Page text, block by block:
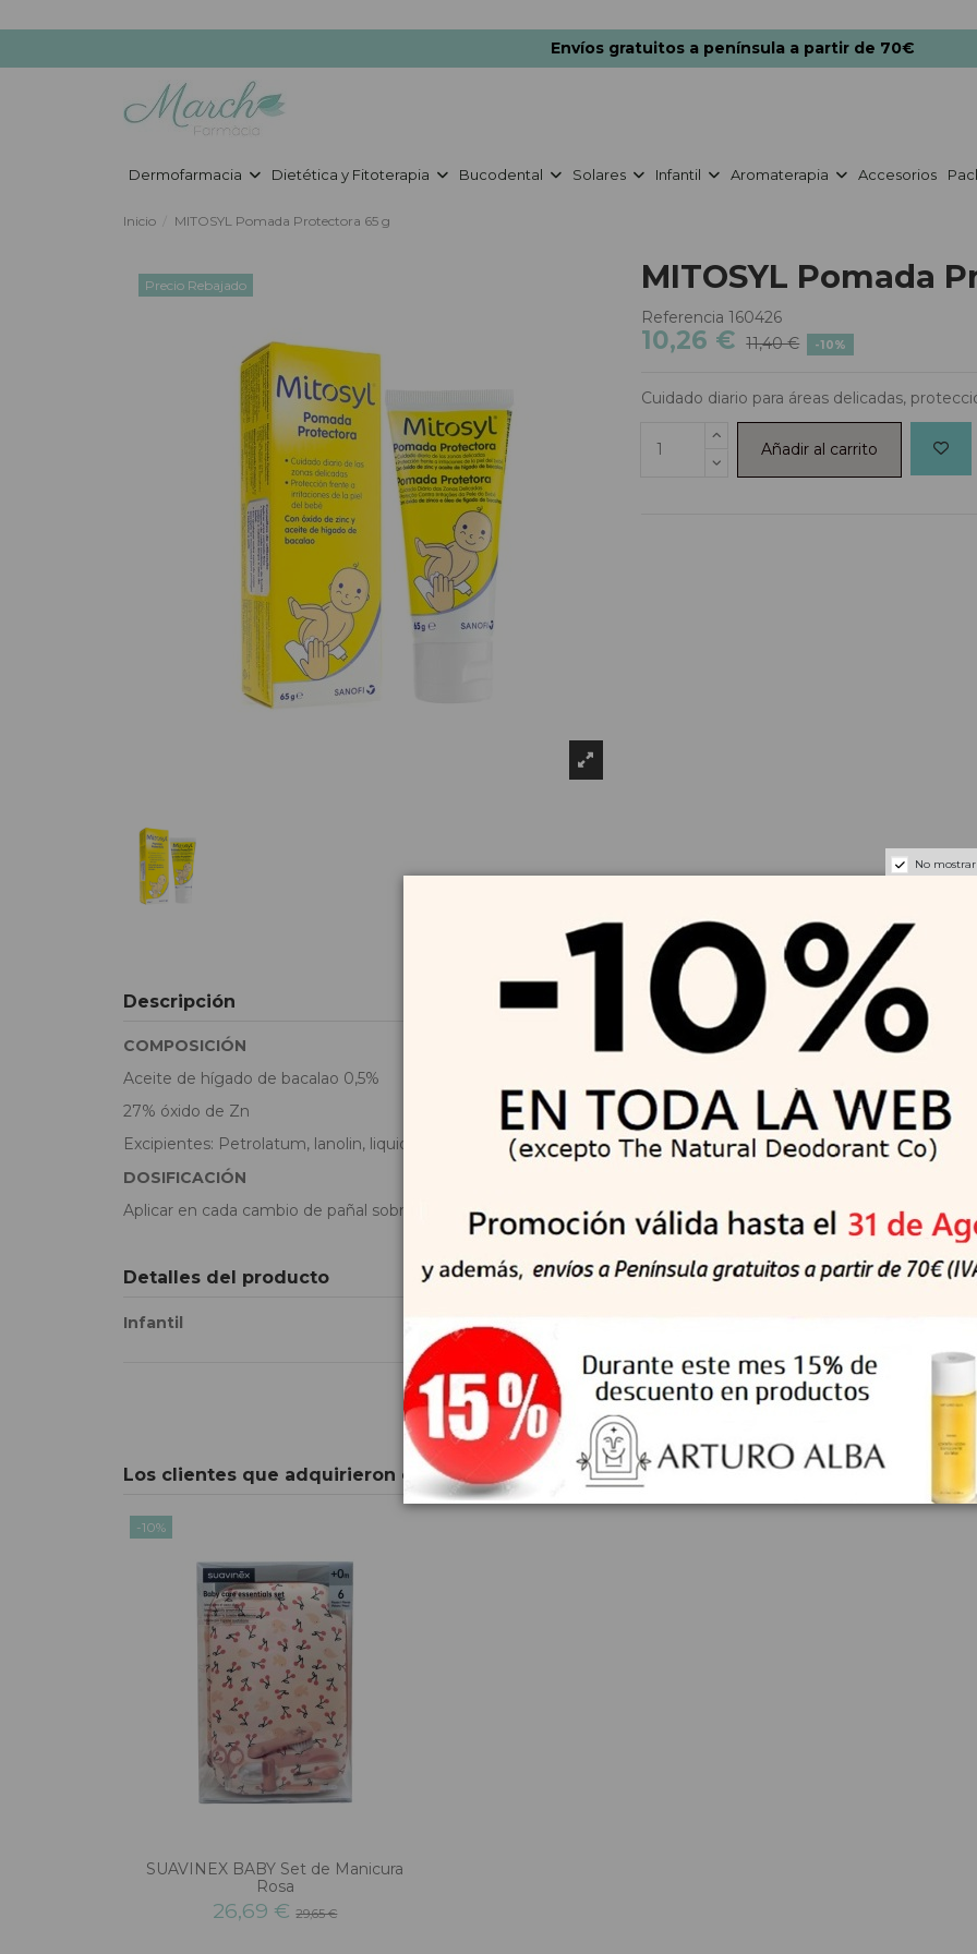
Envíos gratuitos a península a partir de 70€
Dermofarmacia Dietética y Fitoterapia Bucodental Solares Infantil Aromaterapia Accesorios
Inicio MITOSYL Pomada Protectora 65 g
Precio Rebajado MITOSYL Pomada
Referencia 160426
10,26 € 11,40 € -10%
Cuidado diario para áreas delicadas,
Añadir al carrito
Descripción
COMPOSICIÓN
Aceite de hígado de bacalao 0,5%
27% óxido de Zn
Excipientes: Petrolatum, lanolin, liquid paraffin, aroma (geraniol), methylsalicylate, BHT
DOSIFICACIÓN
Aplicar en cada cambio de pañal sobre el culito del bebé limpio y seco.
Detalles del producto
Infantil
Los clientes que adquirieron este producto también compraron:
-10%
SUAVINEX BABY Set de Manicura
Rosa
26,69 €29,65 €
No